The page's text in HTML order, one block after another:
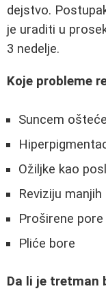
dejstvo.
je uraditi u
3 nedelje.
Koje probleme
Suncem
Ožiljke kao
Reviziju
Proširene pore
Pliće bore
Da li je tretman